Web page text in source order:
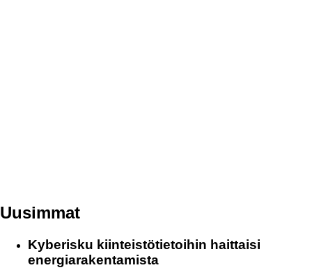
Uusimmat
Kyberisku kiinteistötietoihin haittaisi
energiarakentamista